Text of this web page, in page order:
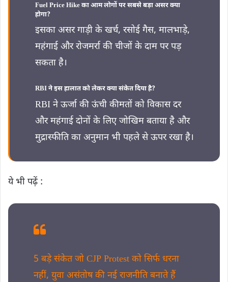
Fuel Price Hike का आम लोगों पर सबसे बड़ा असर क्या
होगा?
इसका असर गाड़ी के खर्च, रसोई गैस, मालभाड़े,
महंगाई और रोजमर्रा की चीजों के दाम पर पड़
सकता है।
RBI ने इस हालात को लेकर क्या संकेत दिया है?
RBI ने ऊर्जा की ऊंची कीमतों को विकास दर
और महंगाई दोनों के लिए जोखिम बताया है और
मुद्रास्फीति का अनुमान भी पहले से ऊपर रखा है।
ये भी पढ़ें :
5 बड़े संकेत जो CJP Protest को सिर्फ धरना
नहीं, युवा असंतोष की नई राजनीति बनाते हैं